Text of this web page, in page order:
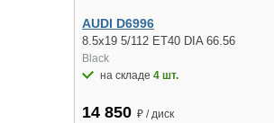
AUDI D6996
8.5x19 5/112 ET40 DIA 66.56
Black
на складе 4 шт.
14 850 ₽ / диск